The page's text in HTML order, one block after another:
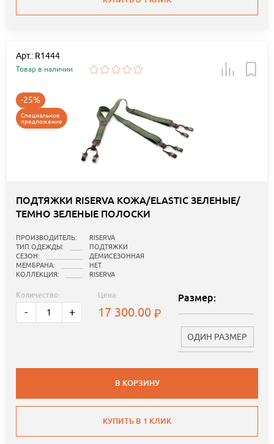
Арт.: R1444
Товар в наличии
-25%
Специальное
предложение
ПОДТЯЖКИ RISERVA КОЖА/ELASTIC ЗЕЛЕНЫЕ/
ТЕМНО ЗЕЛЕНЫЕ ПОЛОСКИ
ПРОИЗВОДИТЕЛЬ:
RISERVA
ТИП ОДЕЖДЫ:
ПОДТЯЖКИ
СЕЗОН:
ДЕМИСЕЗОННАЯ
МЕМБРАНА:
НЕТ
КОЛЛЕКЦИЯ:
RISERVA
Количество:
- +
Цена:
17 300.00
Размер:
ОДИН РАЗМЕР
В КОРЗИНУ
КУПИТЬ В 1 КЛИК